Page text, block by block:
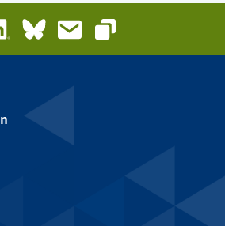
LinkedInBlueskyE-Mail
Link kopieren